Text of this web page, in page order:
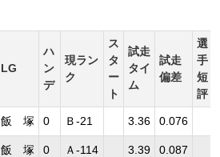
LG
ハ
ン
デ
現ラン
ク
ス
タ
ー
ト
試走
タイ
ム
試走
偏差
選
手
短
評
飯 塚 0 Ｂ-21 3.36 0.076
飯 塚 0 Ａ-114 3.39 0.087